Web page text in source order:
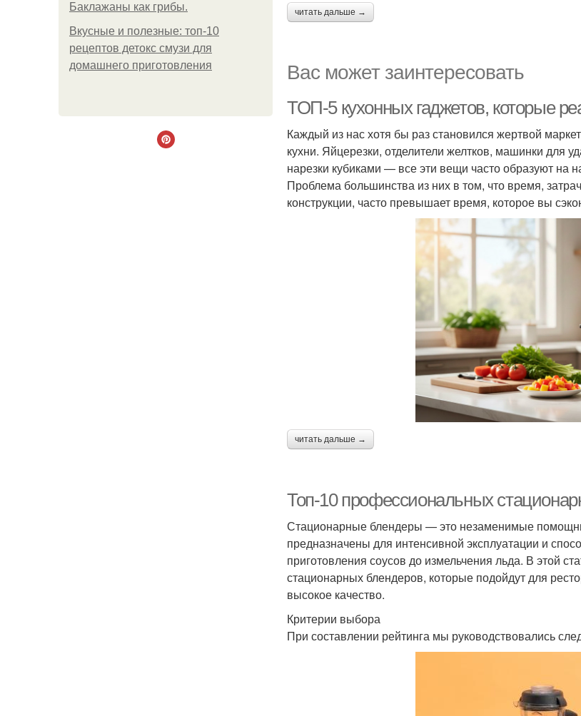
Баклажаны как грибы.
Вкусные и полезные: топ-10
рецептов детокс смузи для
домашнего приготовления
читать дальше →
Вас может заинтересовать
ТОП-5 кухонных гаджетов, которые
Каждый из нас хотя бы раз становился жертвой
кухни. Яйцерезки, отделители желтков, машинки для
нарезки кубиками — все эти вещи часто образуют на
Проблема большинства из них в том, что время,
конструкции, часто превышает время, которое вы
читать дальше →
Топ-10 профессиональных
Стационарные блендеры — это незаменимые
предназначены для интенсивной эксплуатации и
приготовления соусов до измельчения льда. В этой
стационарных блендеров, которые подойдут для
высокое качество.
Критерии выбора
При составлении рейтинга мы руководствовались